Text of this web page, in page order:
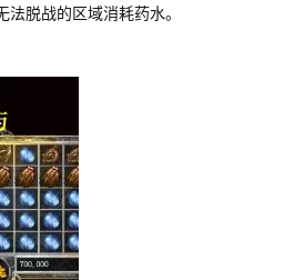
脱战的区域消耗药水。